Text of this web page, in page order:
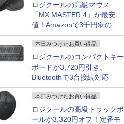
ロジクールの高級マウス
「MX MASTER 4」が最安
値！Amazonで3千円弱の割
引
本日みつけたお買い得品
ロジクールのコンパクトキー
ボードが3,720円引き。
Bluetoothで3台接続対応
本日みつけたお買い得品
ロジクールの高級トラックボ
ールが3,320円オフ！定番モ